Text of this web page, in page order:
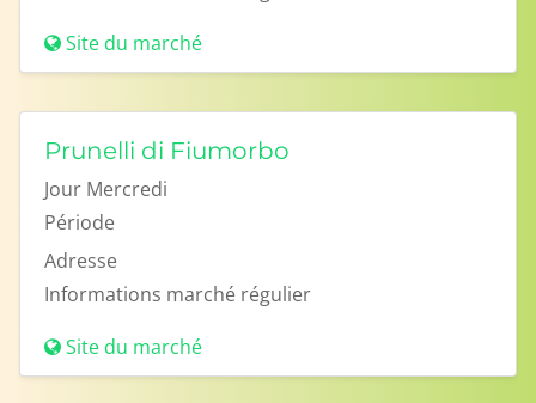
Site du marché
Prunelli di Fiumorbo
Jour Mercredi
Période
Adresse
Informations marché régulier
Site du marché